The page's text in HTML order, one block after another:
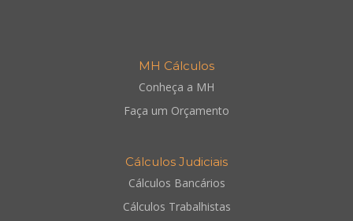
MH Cálculos
Conheça a MH
Faça um Orçamento
Cálculos Judiciais
Cálculos Bancários
Cálculos Trabalhistas